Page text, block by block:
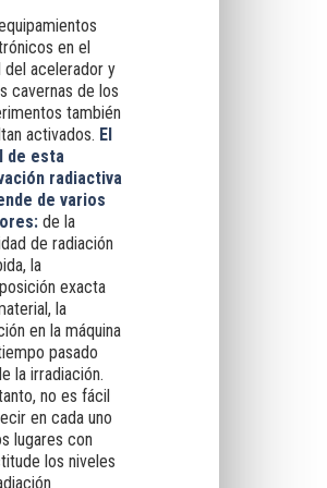
en el
del acelerador y
cavernas de los
también
activados. El
de esta
radiactiva
de varios
: de la
de radiación
la
exacta
la
en la máquina
pasado
la irradiación.
no es fácil
en cada uno
lugares con
los niveles